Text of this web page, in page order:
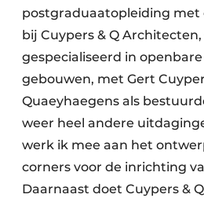
postgraduaatopleiding
bij Cuypers & Q Architecten,
gespecialiseerd in
gebouwen, met Gert
Quaeyhaegens als
weer heel andere
werk ik mee aan het
corners voor de inrichting
Daarnaast doet Cuypers &